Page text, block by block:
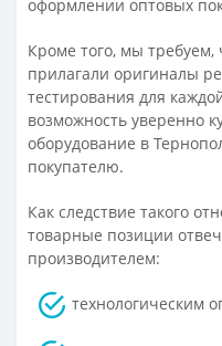
оформлении оптовых
Кроме того, мы
прилагали оригиналы
тестирования для
возможность уверенно
оборудование в
покупателю.
Как следствие такого
товарные позиции
производителем:
технологическим